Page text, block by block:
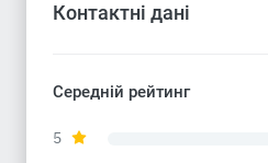
Контактні дані
Середній рейтинг
5